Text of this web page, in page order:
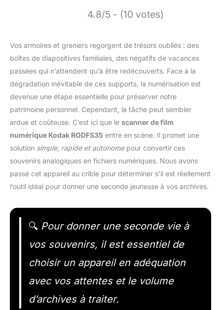
4.8/5 - (10 votes)
Vos armoires et greniers regorgent de trésors oubliés : des
boîtes de diapositives familiales, des négatifs de vacances
passées qui n’attendent qu’à être redécouverts. Face à la
dégradation inévitable de ces supports, la numérisation est
devenue une étape essentielle pour préserver notre
patrimoine personnel. Cependant, la tâche peut sembler
ardue et coûteuse. C’est ici que le scanner de film
numérique Kodak RODFS35 entre en scène. Il promet une
solution simple, rapide et autonomepour convertir ces
souvenirs analogiques en fichiers numériques. Nous avons
passé cet appareil au crible pour déterminer s’il est réellement
l’outil idéal pour donner une seconde jeunesse à vos archives.
🔍 Pour donner une seconde vie à
vos souvenirs, il est essentiel de
choisir un appareil en adéquation
avec vos attentes et le volume
d’archives à traiter.